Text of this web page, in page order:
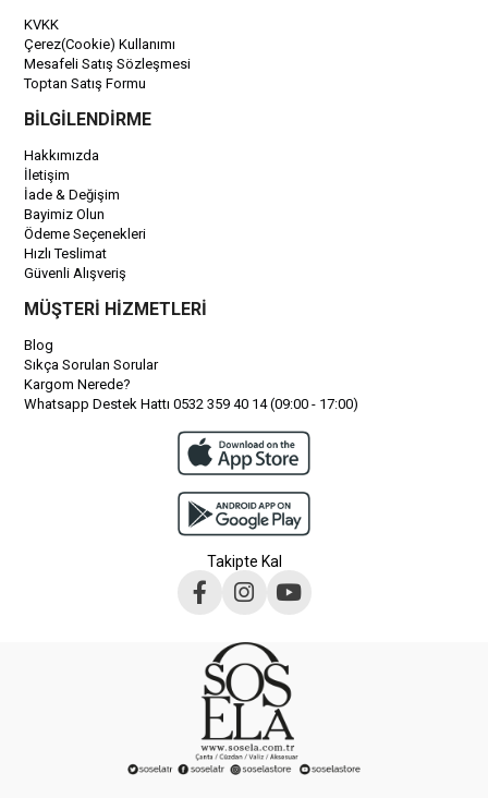
KVKK
Çerez(Cookie) Kullanımı
Mesafeli Satış Sözleşmesi
Toptan Satış Formu
BİLGİLENDİRME
Hakkımızda
İletişim
İade & Değişim
Bayimiz Olun
Ödeme Seçenekleri
Hızlı Teslimat
Güvenli Alışveriş
MÜŞTERİ HİZMETLERİ
Blog
Sıkça Sorulan Sorular
Kargom Nerede?
Whatsapp Destek Hattı 0532 359 40 14 (09:00 - 17:00)
Takipte Kal